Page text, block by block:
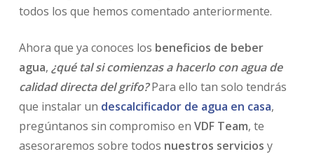
todos los que hemos comentado anteriormente.
Ahora que ya conoces los beneficios de beber
agua, ¿qué tal si comienzas a hacerlo con agua de
calidad directa del grifo?Para ello tan solo tendrás
que instalar un descalcificador de agua en casa,
pregúntanos sin compromiso en VDF Team, te
asesoraremos sobre todos nuestros servicios y